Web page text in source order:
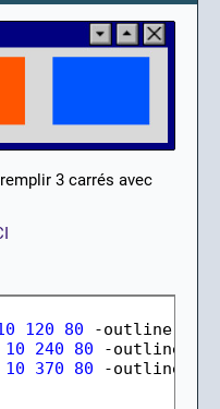
3 carrés avec
120 80 -outline
10 240 80 -outline
10 370 80 -outline